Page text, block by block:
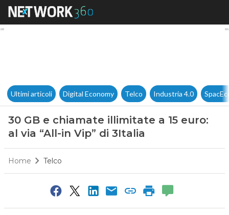
30 GB e chiamate illimitate a
Ultimi articoli Digital Economy Telco Industria 4.0
30 GB e chiamate illimitate a 15 euro:
al via “All-in Vip” di 3Italia
Home Telco